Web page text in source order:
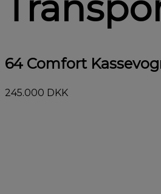
64 Comfort
245.000 DKK